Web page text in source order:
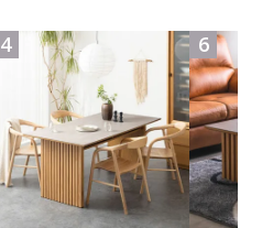
4
れ ウッデ
ル グレー
6